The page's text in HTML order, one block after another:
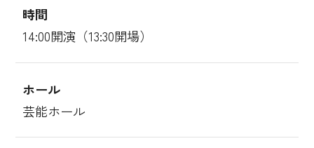
時間
14:00開演（13:30開場）
ホール
芸能ホール